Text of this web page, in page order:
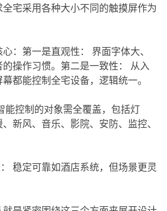
宅采用各种大小不同的触摸屏作为
：第一是直观性： 界面字体大、
操作习惯。第二是一致性： 从入
都能控制全宅设备，逻辑统一。
能控制的对象需全覆盖，包括灯
新风、音乐、影院、安防、监控、
稳定可靠如酒店系统，但场景更灵